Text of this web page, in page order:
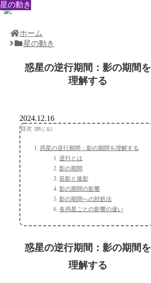
ホーム
星の動き
惑星の逆行期間：影の期間を
理解する
星の動き
2024.12.16
目次
惑星の逆行期間：影の期間を理解する
逆行とは
影の期間
前影と後影
影の期間の影響
影の期間への対処法
各惑星ごとの影響の違い
惑星の逆行期間：影の期間を
理解する
星の動き
星の動き
星の動き
星の動き
星の動き
星の動き
星の動き
星の動き